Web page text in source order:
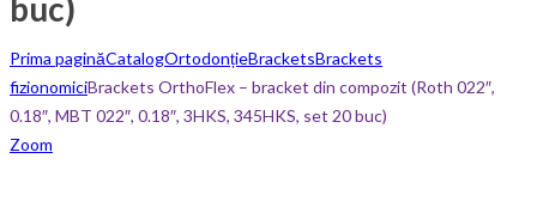
Prima paginăCatalogOrtodonțieBracketsBrackets
fizionomiciBrackets OrthoFlex – bracket din compozit (Roth 022″,
0.18″, MBT 022″, 0.18″, 3HKS, 345HKS, set 20 buc)
Zoom